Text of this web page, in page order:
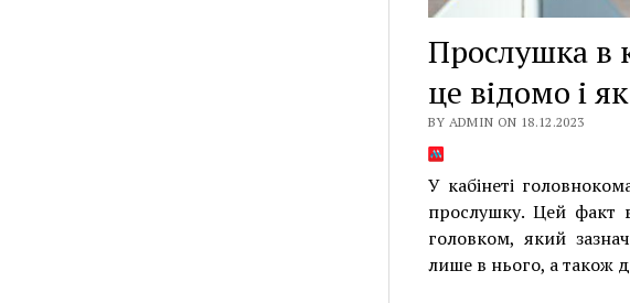
Прослушка в
це відомо і
BY ADMIN ON 18.12.2023
У кабінеті
прослушку. Цей факт
головком, який
лише в нього, а також